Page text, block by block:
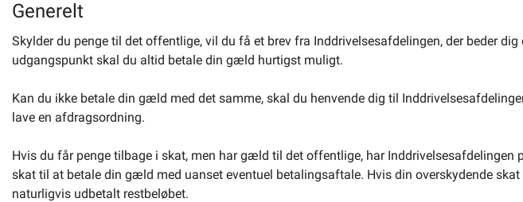
sullissivik.gl
Planportal
Generelt
Skylder du penge til det offentlige, vil du få et brev fra Inddrivelsesafdelingen, der beder
udgangspunkt skal du altid betale din gæld hurtigst muligt.
Kan du ikke betale din gæld med det samme, skal du henvende dig til
lave en afdragsordning.
Hvis du får penge tilbage i skat, men har gæld til det offentlige, har Inddrivelsesafdelingen
skat til at betale din gæld med uanset eventuel betalingsaftale. Hvis din overskydende
naturligvis udbetalt restbeløbet.